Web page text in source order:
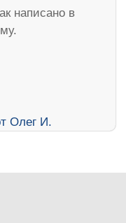
написано в